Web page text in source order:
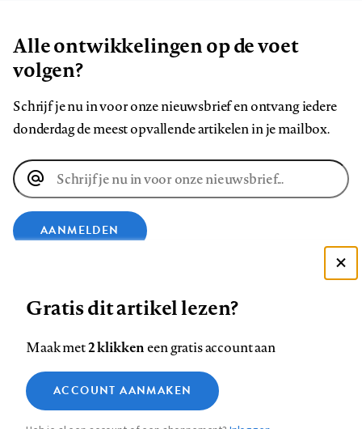
Alle ontwikkelingen op de voet
volgen?
Schrijf je nu in voor onze nieuwsbrief en ontvang iedere
donderdag de meest opvallende artikelen in je mailbox.
E-
mailadres
AANMELDEN
op
Facebook
op
LinkedIn
op
Bluesky
ons
op
InstagramYouTube
Footer
Contact Colofon Disclaimer Privacy
Medische vragen verdienen
betrouwbare antwoorden
Gratis dit artikel lezen?
Maak met2 klikkeneen gratis account aan
ACCOUNT AANMAKEN
Zie onze cookie policy
Analytische cookies